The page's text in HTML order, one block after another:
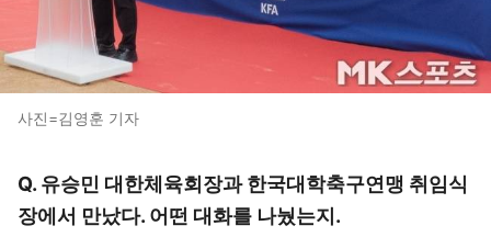
사진=김영훈 기자
Q. 유승민 대한체육회장과 한국대학축구연맹 취임식
장에서 만났다. 어떤 대화를 나눴는지.